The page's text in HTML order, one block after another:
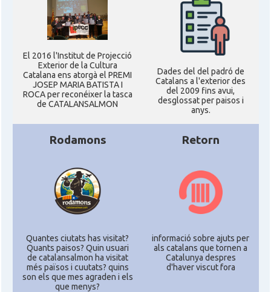
El 2016 l'Institut de Projecció
Exterior de la Cultura
Catalana ens atorgà el PREMI
JOSEP MARIA BATISTA I
ROCA per reconéixer la tasca
de CATALANSALMON
Dades del del padró de
Catalans a l'exterior des
del 2009 fins avui,
desglossat per paisos i
anys.
Rodamons
Quantes ciutats has visitat?
Quants paisos? Quin usuari
de catalansalmon ha visitat
més països i cuutats? quins
son els que mes agraden i els
que menys?
Retorn
informació sobre ajuts per
als catalans que tornen a
Catalunya despres
d'haver viscut fora